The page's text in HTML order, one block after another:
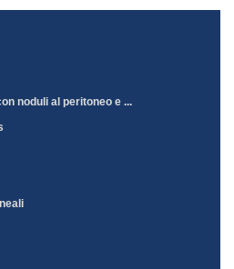
noduli al peritoneo e ...